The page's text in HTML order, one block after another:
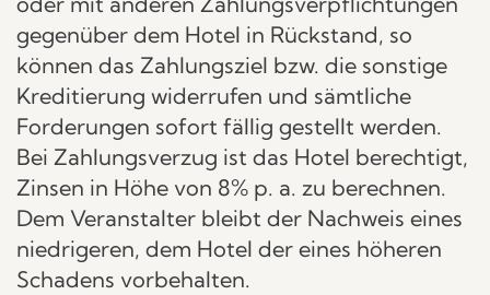
gegenüber dem Hotel in Rückstand, so
können das Zahlungsziel bzw. die sonstige
Kreditierung widerrufen und sämtliche
Forderungen sofort fällig gestellt werden.
Bei Zahlungsverzug ist das Hotel berechtigt,
Zinsen in Höhe von 8% p. a. zu berechnen.
Dem Veranstalter bleibt der Nachweis eines
niedrigeren, dem Hotel der eines höheren
Schadens vorbehalten.